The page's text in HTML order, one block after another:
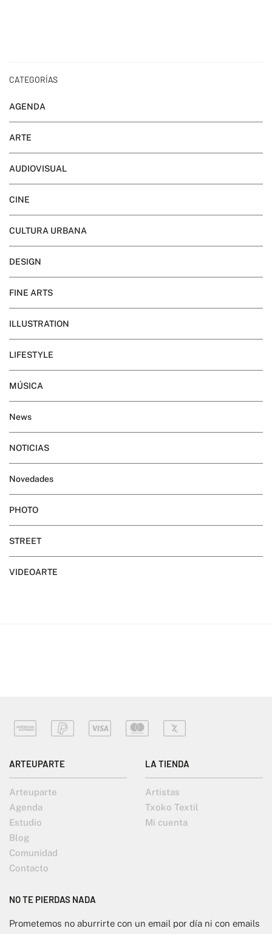
CATEGORÍAS
AGENDA
ARTE
AUDIOVISUAL
CINE
CULTURA URBANA
DESIGN
FINE ARTS
ILLUSTRATION
LIFESTYLE
MÚSICA
News
NOTICIAS
Novedades
PHOTO
STREET
VIDEOARTE
ARTEUPARTE
Arteuparte
Agenda
Estudio
Blog
Comunidad
Contacto
LA TIENDA
Artistas
Txoko Textil
Mi cuenta
NO TE PIERDAS NADA
Prometemos no aburrirte con un email por día ni con emails